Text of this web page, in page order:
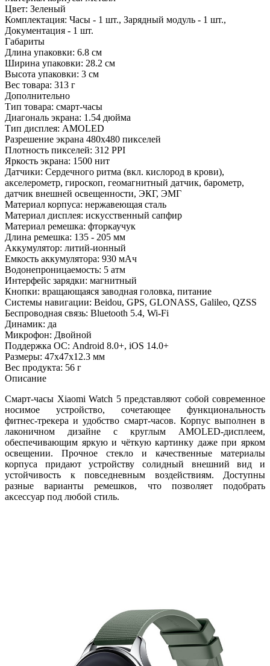
Цвет: Зеленый
Комплектация: Часы - 1 шт., Зарядный модуль - 1 шт.,
Документация - 1 шт.
Габариты
Длина упаковки: 6.8 см
Ширина упаковки: 28.2 см
Высота упаковки: 3 см
Вес товара: 313 г
Дополнительно
Тип товара: смарт-часы
Диагональ экрана: 1.54 дюйма
Тип дисплея: AMOLED
Разрешение экрана 480x480 пикселей
Плотность пикселей: 312 PPI
Яркость экрана: 1500 нит
Датчики: Сердечного ритма (вкл. кислород в крови),
акселерометр, гироскоп, геомагнитный датчик, барометр,
датчик внешней освещенности, ЭКГ, ЭМГ
Материал корпуса: нержавеющая сталь
Материал дисплея: искусственный сапфир
Материал ремешка: фторкаучук
Длина ремешка: 135 - 205 мм
Аккумулятор: литий-ионный
Емкость аккумулятора: 930 мАч
Водонепроницаемость: 5 атм
Интерфейс зарядки: магнитный
Кнопки: вращающаяся заводная головка, питание
Системы навигации: Beidou, GPS, GLONASS, Galileo, QZSS
Беспроводная связь: Bluetooth 5.4, Wi-Fi
Динамик: да
Микрофон: Двойной
Поддержка ОС: Android 8.0+, iOS 14.0+
Размеры: 47x47x12.3 мм
Вес продукта: 56 г
Описание
Смарт‑часы Xiaomi Watch 5 представляют собой современное
носимое устройство, сочетающее функциональность
фитнес‑трекера и удобство смарт‑часов. Корпус выполнен в
лаконичном дизайне с круглым AMOLED‑дисплеем,
обеспечивающим яркую и чёткую картинку даже при ярком
освещении. Прочное стекло и качественные материалы
корпуса придают устройству солидный внешний вид и
устойчивость к повседневным воздействиям. Доступны
разные варианты ремешков, что позволяет подобрать
аксессуар под любой стиль.